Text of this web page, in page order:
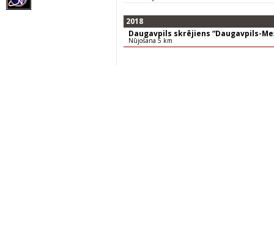
2018
Daugavpils skrējiens “Daugavpils-
Nūjošana 5 km